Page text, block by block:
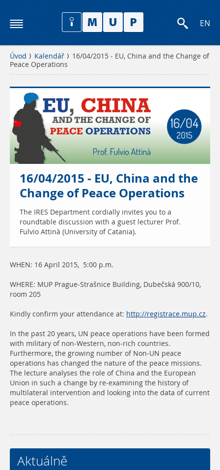
EN
Úvod Kalendář
16/04/2015 - EU, China and the Change of
Peace Operations
16/04/2015 - EU, China and the
Change of Peace Operations
The IRES Department cordially invites you to a
roundtable discussion with a guest lecturer Prof.
Fulvio Attinà (University of Catania).
WHEN: 16 April 2015, 5:00 p.m.
WHERE: MUP Prague-Strašnice Building, Dubečská 900/10,
room 205
Kindly confirm your attendance at: http://registrace.mup.cz.
In the past 20 years, UN peace operations have been formed
with military of non-Western, non-rich countries.
Furthermore, the growing number of Non-UN peace
operations has changed the nature of the peace missions.
The lecture analyses the role of China and the European
Union in such a change by re-examining the history of
multilateral intervention and looking into the data of current
peace operations.
Aktuálně